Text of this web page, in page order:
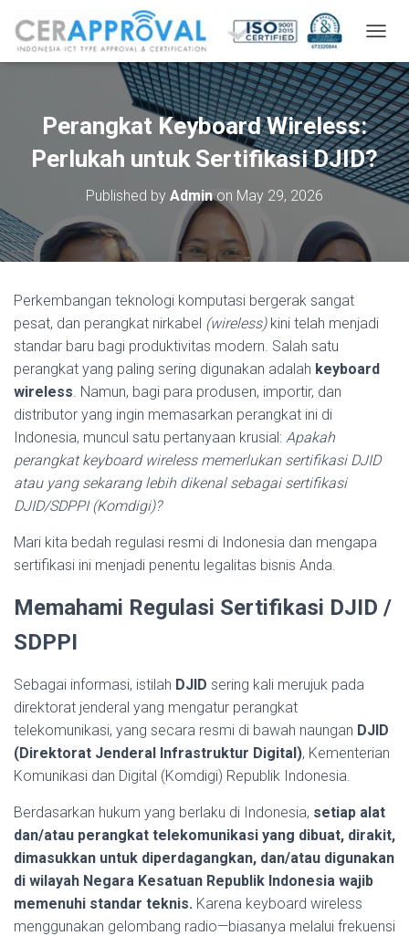
O
G
G
L
E
N
A
V
Perangkat Keyboard Wireless:
Perlukah untuk Sertifikasi DJID?
Published by Adminon May 29, 2026
Perkembangan teknologi komputasi bergerak sangat
pesat, dan perangkat nirkabel (wireless)kini telah menjadi
standar baru bagi produktivitas modern. Salah satu
perangkat yang paling sering digunakan adalah keyboard
wireless. Namun, bagi para produsen, importir, dan
distributor yang ingin memasarkan perangkat ini di
Indonesia, muncul satu pertanyaan krusial: Apakah
perangkat keyboard wireless memerlukan sertifikasi DJID
atau yang sekarang lebih dikenal sebagai sertifikasi
DJID/SDPPI (Komdigi)?
Mari kita bedah regulasi resmi di Indonesia dan mengapa
sertifikasi ini menjadi penentu legalitas bisnis Anda.
Memahami Regulasi Sertifikasi DJID /
SDPPI
Sebagai informasi, istilah DJID sering kali merujuk pada
direktorat jenderal yang mengatur perangkat
telekomunikasi, yang secara resmi di bawah naungan DJID
(Direktorat Jenderal Infrastruktur Digital), Kementerian
Komunikasi dan Digital (Komdigi) Republik Indonesia.
Berdasarkan hukum yang berlaku di Indonesia, setiap alat
dan/atau perangkat telekomunikasi yang dibuat, dirakit,
dimasukkan untuk diperdagangkan, dan/atau digunakan
di wilayah Negara Kesatuan Republik Indonesia wajib
memenuhi standar teknis. Karena keyboard wireless
menggunakan gelombang radio—biasanya melalui frekuensi